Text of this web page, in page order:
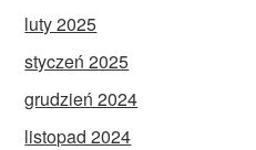
luty 2025
styczeń 2025
grudzień 2024
listopad 2024